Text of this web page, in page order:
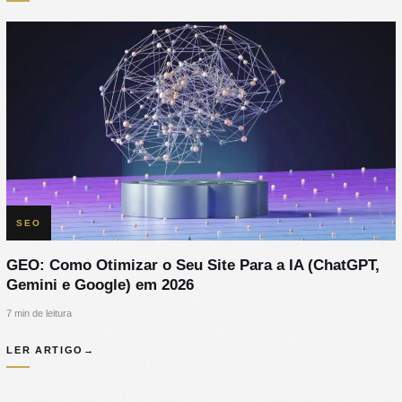
SEO
GEO: Como Otimizar o Seu Site Para a IA (ChatGPT,
Gemini e Google) em 2026
7 min de leitura
LER ARTIGO →